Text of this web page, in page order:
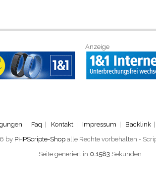
Anzeige
Faq Kontakt Impressum Backlink
by PHPScripte-Shop alle Rechte vorbehalten -
Seite generiert in 0.1583 Sekunden